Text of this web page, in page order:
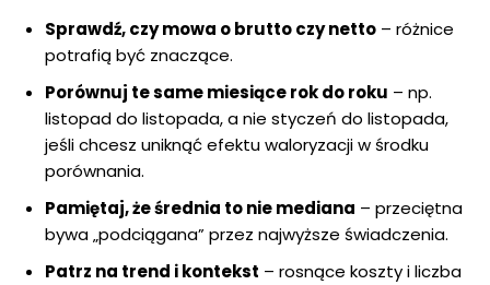
Sprawdź, czy mowa o brutto czy netto – różnice
potrafią być znaczące.
Porównuj te same miesiące rok do roku – np.
listopad do listopada, a nie styczeń do listopada,
jeśli chcesz uniknąć efektu waloryzacji w środku
porównania.
Pamiętaj, że średnia to nie mediana – przeciętna
bywa „podciągana” przez najwyższe świadczenia.
Patrz na trend i kontekst – rosnące koszty i liczba